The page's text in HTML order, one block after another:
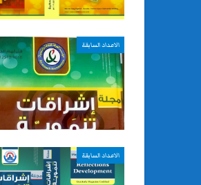
الاعداد السابقة
الاعداد السابقة